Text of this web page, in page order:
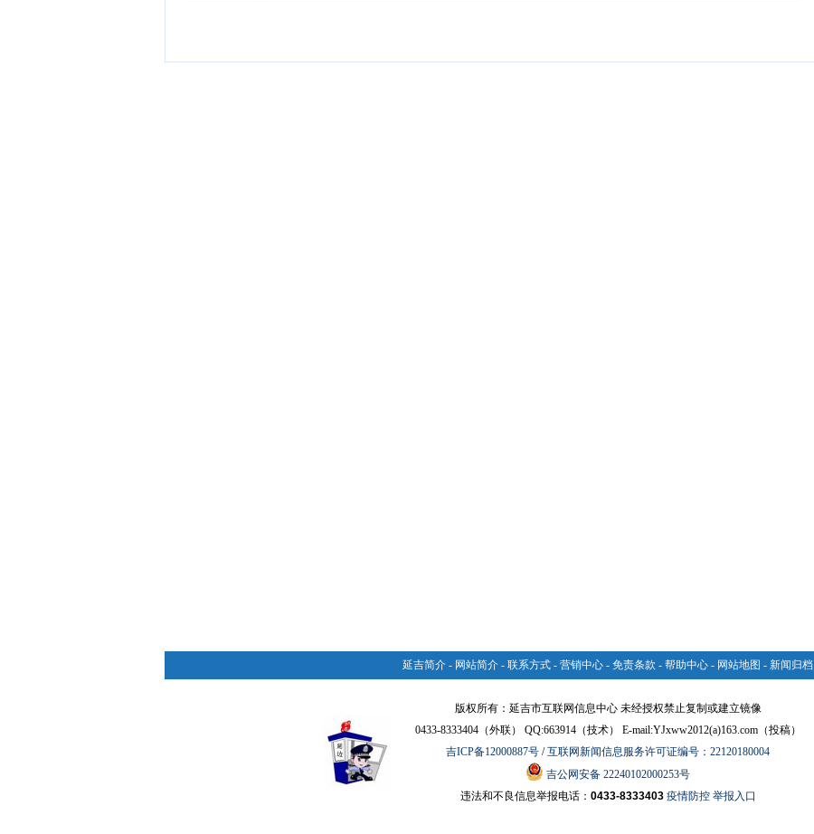
延吉简介 - 网站简介 - 联系方式 - 营销中心 - 免责条款 - 帮助中心 - 网站地图 - 新闻归档
版权所有：延吉市互联网信息中心 未经授权禁止复制或建立镜像
0433-8333404（外联） QQ:663914（技术） E-mail:YJxww2012(a)163.com（投稿）
吉ICP备12000887号 /互联网新闻信息服务许可证编号：22120180004
吉公网安备 22240102000253号
违法和不良信息举报电话： 0433-8333403 疫情防控 举报入口